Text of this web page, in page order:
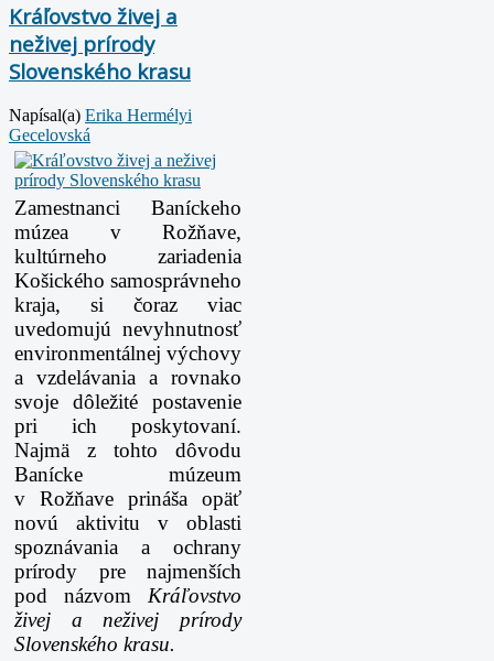
Kráľovstvo živej a
neživej prírody
Slovenského krasu
Napísal(a) Erika Hermélyi
Gecelovská
Zamestnanci Baníckeho
múzea v Rožňave,
kultúrneho zariadenia
Košického samosprávneho
kraja, si čoraz viac
uvedomujú nevyhnutnosť
environmentálnej výchovy
a vzdelávania a rovnako
svoje dôležité postavenie
pri ich poskytovaní.
Najmä z tohto dôvodu
Banícke múzeum
v Rožňave prináša opäť
novú aktivitu v oblasti
spoznávania a ochrany
prírody pre najmenších
pod názvom Kráľovstvo
živej a neživej prírody
Slovenského krasu.